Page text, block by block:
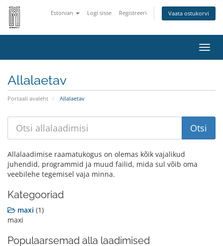
Estonian Logi sisse Registreeri Vaata ostukorvi
Allalaetav
Portaali avaleht Allalaetav
Allalaadimise raamatukogus on olemas kõik vajalikud
juhendid, programmid ja muud failid, mida sul võib oma
veebilehe tegemisel vaja minna.
Kategooriad
maxi (1)
maxi
Populaarsemad alla laadimised